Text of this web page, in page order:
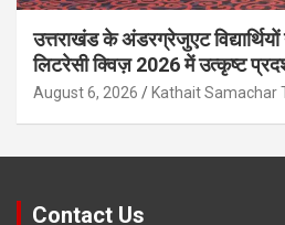
उत्तराखंड के अंडरग्रेजुएट
लिटरेसी क्विज़ 2026 में उत्कृष्ट
August 6, 2026 Kathait Samachar
Contact Us